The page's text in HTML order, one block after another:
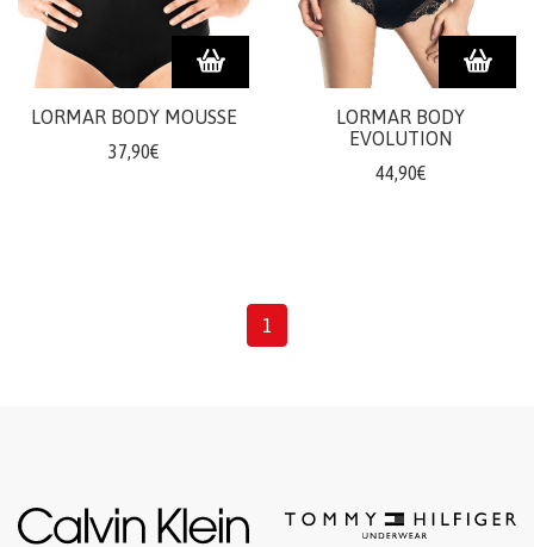
doplnky
ŽENY
oblečenie
Nohavice/rifle/
LORMAR BODY MOUSSE
37,90€
LORMAR BODY
EVOLUTION
44,90€
1